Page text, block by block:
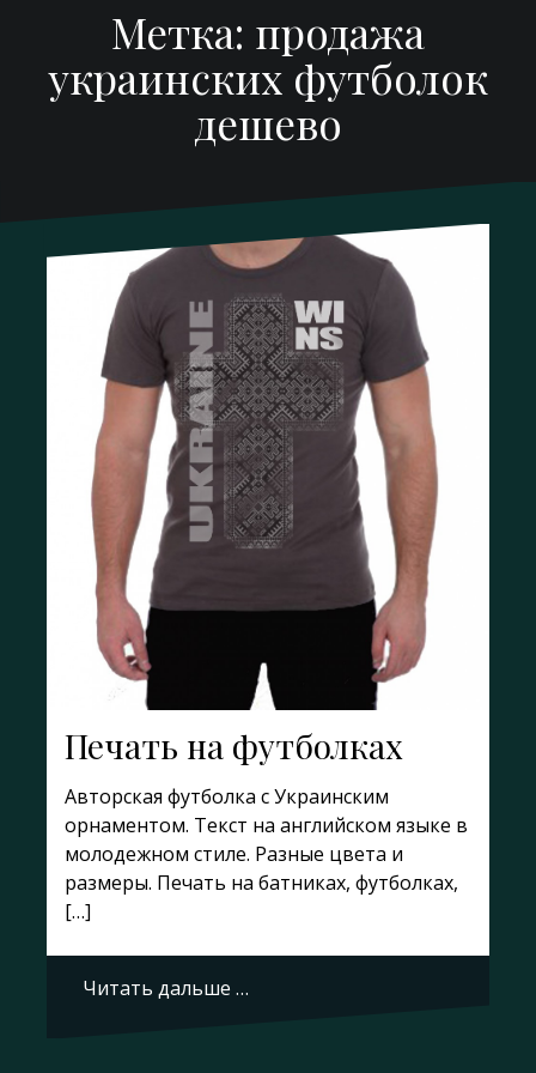
Метка: продажа
украинских футболок
дешево
Печать на футболках
Авторская футболка с Украинским
орнаментом. Текст на английском языке в
молодежном стиле. Разные цвета и
размеры. Печать на батниках, футболках,
[…]
Читать дальше …